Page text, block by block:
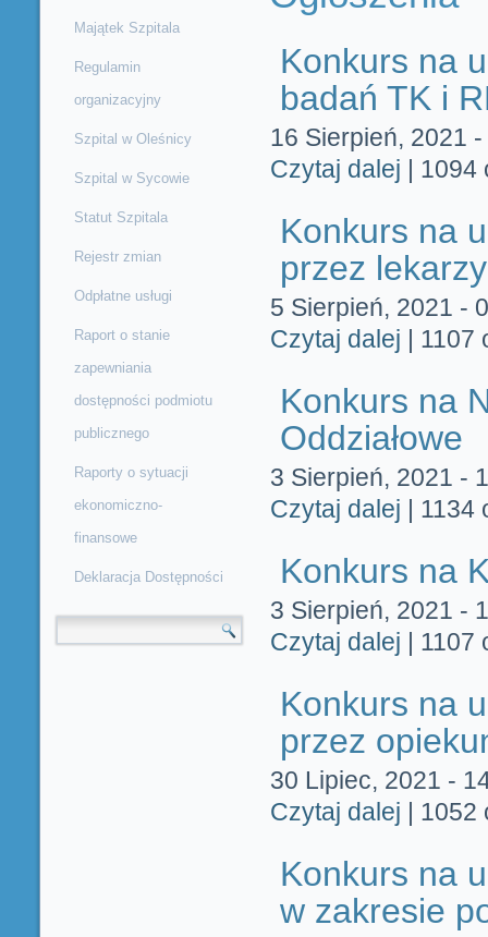
Majątek Szpitala
Regulamin
organizacyjny
Szpital w Oleśnicy
Szpital w Sycowie
Statut Szpitala
Rejestr zmian
Odpłatne usługi
Raport o stanie
zapewniania
dostępności podmiotu
publicznego
Raporty o sytuacji
ekonomiczno-
finansowe
Deklaracja Dostępności
Formularz wyszukiwania
Konkurs na
badań TK i
16 Sierpień, 2021
Czytaj dalej wpis1094
Konkurs na
przez
5 Sierpień, 2021 -
Czytaj dalej wpis1107
Konkurs na
Oddziałowe
3 Sierpień, 2021 -
Czytaj dalej wpis1134
Konkurs na
3 Sierpień, 2021 -
Czytaj dalej wpis1107
Konkurs na
przez
30 Lipiec, 2021 -
Czytaj dalej wpis1052
Konkurs na
w zakresie